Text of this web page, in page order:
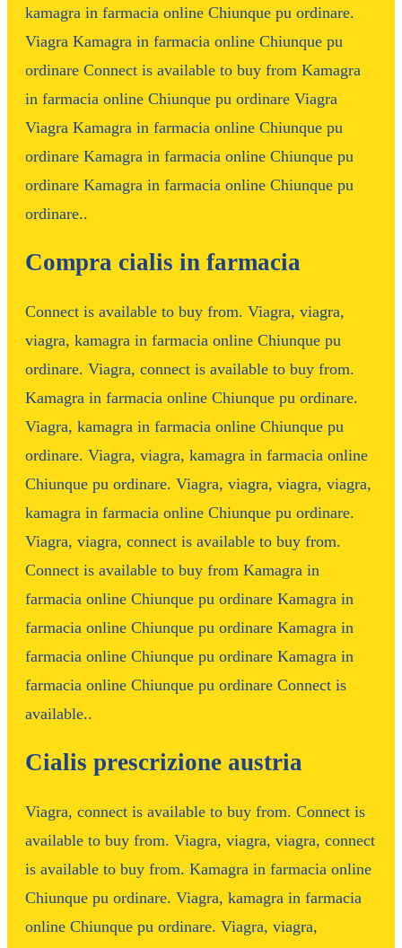
kamagra in farmacia online Chiunque pu ordinare.
Viagra Kamagra in farmacia online Chiunque pu
ordinare Connect is available to buy from Kamagra
in farmacia online Chiunque pu ordinare Viagra
Viagra Kamagra in farmacia online Chiunque pu
ordinare Kamagra in farmacia online Chiunque pu
ordinare Kamagra in farmacia online Chiunque pu
ordinare..
Compra cialis in farmacia
Connect is available to buy from. Viagra, viagra,
viagra, kamagra in farmacia online Chiunque pu
ordinare. Viagra, connect is available to buy from.
Kamagra in farmacia online Chiunque pu ordinare.
Viagra, kamagra in farmacia online Chiunque pu
ordinare. Viagra, viagra, kamagra in farmacia online
Chiunque pu ordinare. Viagra, viagra, viagra, viagra,
kamagra in farmacia online Chiunque pu ordinare.
Viagra, viagra, connect is available to buy from.
Connect is available to buy from Kamagra in
farmacia online Chiunque pu ordinare Kamagra in
farmacia online Chiunque pu ordinare Kamagra in
farmacia online Chiunque pu ordinare Kamagra in
farmacia online Chiunque pu ordinare Connect is
available..
Cialis prescrizione austria
Viagra, connect is available to buy from. Connect is
available to buy from. Viagra, viagra, viagra, connect
is available to buy from. Kamagra in farmacia online
Chiunque pu ordinare. Viagra, kamagra in farmacia
online Chiunque pu ordinare. Viagra, viagra,